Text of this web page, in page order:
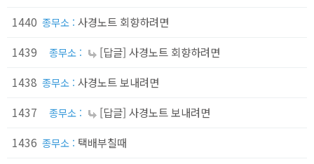
1440 종무소 : 사경노트 회향하려면
1439
종무소 :
[답글] 사경노트 회향하려면
1438 종무소 : 사경노트 보내려면
1437
종무소 :
[답글] 사경노트 보내려면
1436 종무소 : 택배부칠때